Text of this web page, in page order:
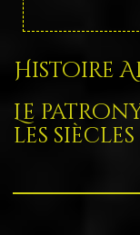
Histoire
Le
les siècles